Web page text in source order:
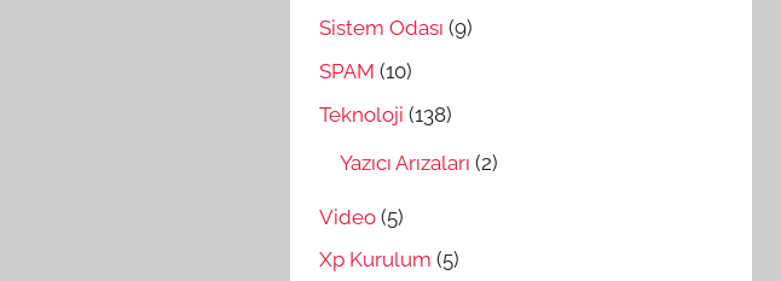
Sistem Odası (9)
SPAM (10)
Teknoloji (138)
Yazıcı Arızaları (2)
Video (5)
Xp Kurulum (5)